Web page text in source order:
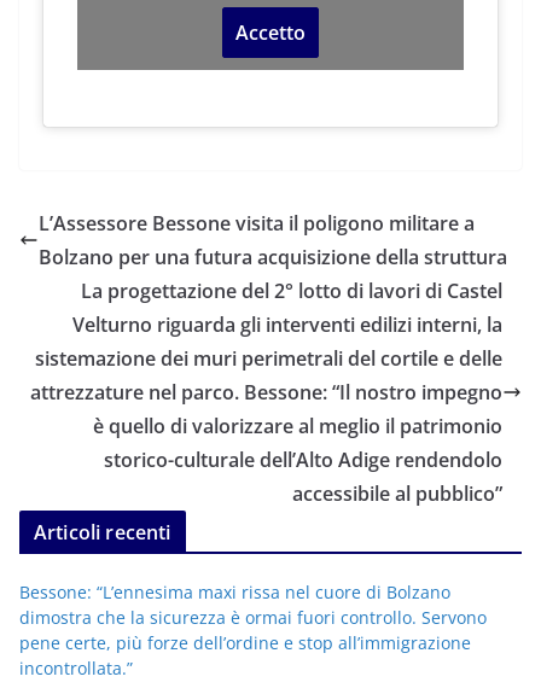
Accetto
L’Assessore Bessone visita il poligono militare a
Bolzano per una futura acquisizione della struttura
La progettazione del 2° lotto di lavori di Castel
Velturno riguarda gli interventi edilizi interni, la
sistemazione dei muri perimetrali del cortile e delle
attrezzature nel parco. Bessone: “Il nostro impegno
è quello di valorizzare al meglio il patrimonio
storico-culturale dell’Alto Adige rendendolo
accessibile al pubblico”
Articoli recenti
Bessone: “L’ennesima maxi rissa nel cuore di Bolzano
dimostra che la sicurezza è ormai fuori controllo. Servono
pene certe, più forze dell’ordine e stop all’immigrazione
incontrollata.”